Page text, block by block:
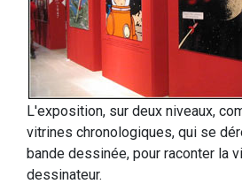
L'exposition, sur deux niveaux,
vitrines chronologiques, qui se
bande dessinée, pour raconter la
dessinateur.